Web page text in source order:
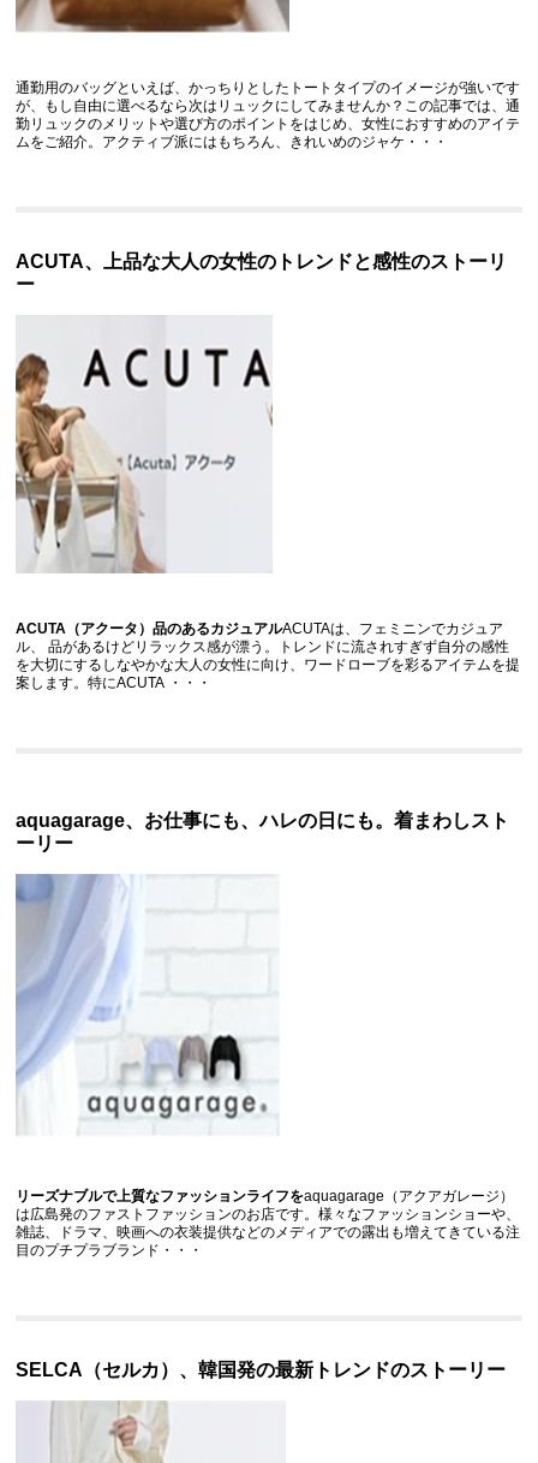
通勤用のバッグといえば、かっちりとしたトートタイプのイメージが強いです
が、もし自由に選べるなら次はリュックにしてみませんか？この記事では、通
勤リュックのメリットや選び方のポイントをはじめ、女性におすすめのアイテ
ムをご紹介。アクティブ派にはもちろん、きれいめのジャケ・・・
ACUTA、上品な大人の女性のトレンドと感性のストーリ
ー
ACUTA（アクータ）品のあるカジュアルACUTAは、フェミニンでカジュア
ル、 品があるけどリラックス感が漂う。トレンドに流されすぎず自分の感性
を大切にするしなやかな大人の女性に向け、ワードローブを彩るアイテムを提
案します。特にACUTA ・・・
aquagarage、お仕事にも、ハレの日にも。着まわしスト
ーリー
リーズナブルで上質なファッションライフをaquagarage（アクアガレージ）
は広島発のファストファッションのお店です。様々なファッションショーや、
雑誌、ドラマ、映画への衣装提供などのメディアでの露出も増えてきている注
目のプチプラブランド・・・
SELCA（セルカ）、韓国発の最新トレンドのストーリー